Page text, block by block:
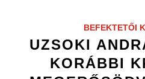
BEFEKTETŐI
UZSOKI
KORÁBBI